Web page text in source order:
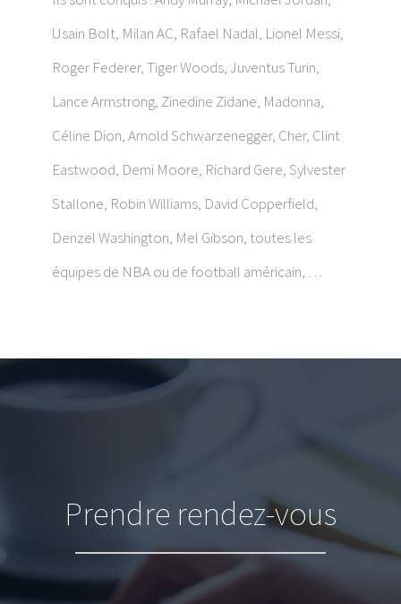
Usain Bolt, Milan AC, Rafael Nadal, Lionel Messi,
Roger Federer, Tiger Woods, Juventus Turin,
Lance Armstrong, Zinedine Zidane, Madonna,
Céline Dion, Arnold Schwarzenegger, Cher, Clint
Eastwood, Demi Moore, Richard Gere, Sylvester
Stallone, Robin Williams, David Copperfield,
Denzel Washington, Mel Gibson, toutes les
équipes de NBA ou de football américain, …
Prendre rendez-vous